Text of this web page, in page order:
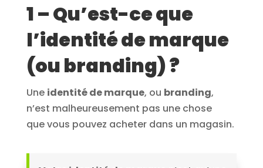
1 – Qu’est-ce que
l’identité de marque
(ou branding) ?
Une identité de marque, ou branding,
n’est malheureusement pas une chose
que vous pouvez acheter dans un magasin.